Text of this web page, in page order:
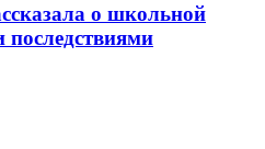
о школьной